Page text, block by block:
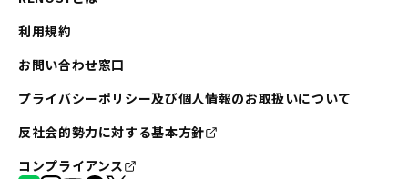
利用規約
お問い合わせ窓口
プライバシーポリシー及び個人情報のお取扱いについて
反社会的勢力に対する基本方針
コンプライアンス